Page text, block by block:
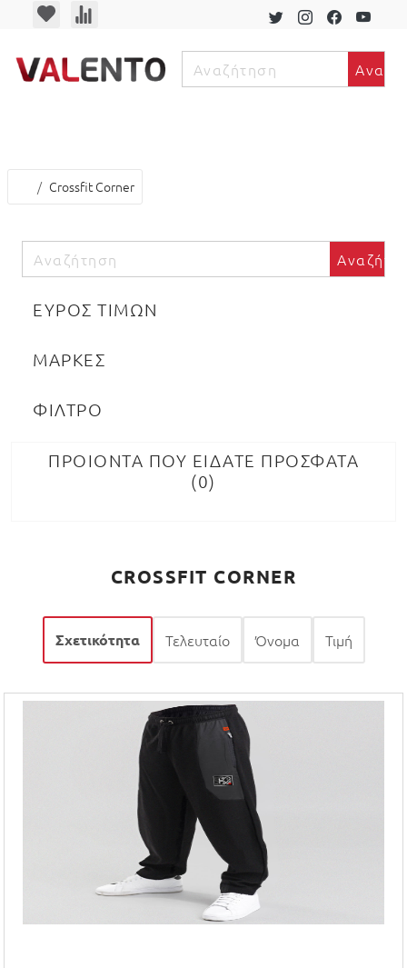
Crossfit Corner
ΕΥΡΟΣ ΤΙΜΩΝ
ΜΑΡΚΕΣ
ΦΙΛΤΡΟ
ΠΡΟΙΟΝΤΑ ΠΟΥ ΕΙΔΑΤΕ ΠΡΟΣΦΑΤΑ
0
CROSSFIT CORNER
Σχετικότητα Τελευταίο Όνομα Τιμή